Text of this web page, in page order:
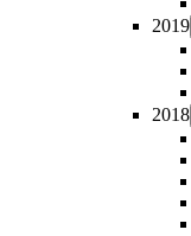
2019
2018